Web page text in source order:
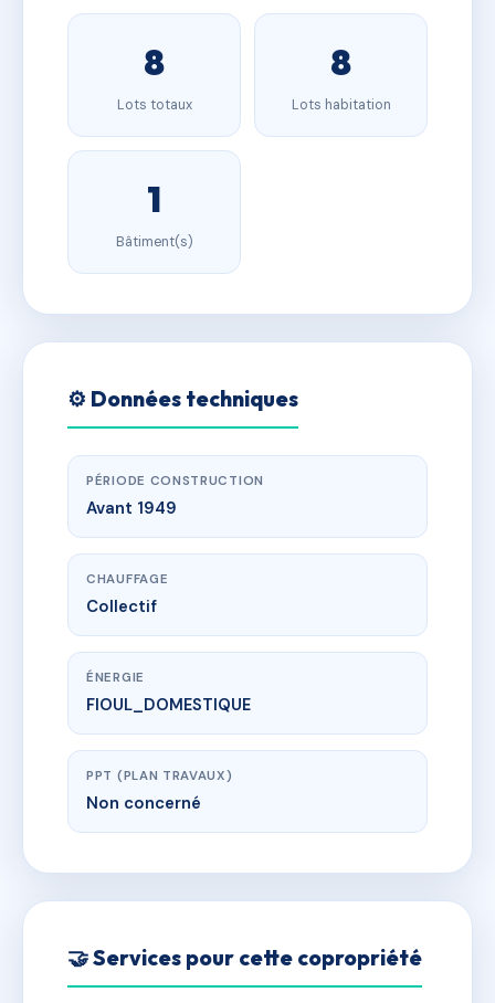
8
Lots totaux
8
Lots habitation
1
Bâtiment(s)
⚙️ Données techniques
PÉRIODE CONSTRUCTION
Avant 1949
CHAUFFAGE
Collectif
ÉNERGIE
FIOUL_DOMESTIQUE
PPT (PLAN TRAVAUX)
Non concerné
🤝 Services pour cette copropriété